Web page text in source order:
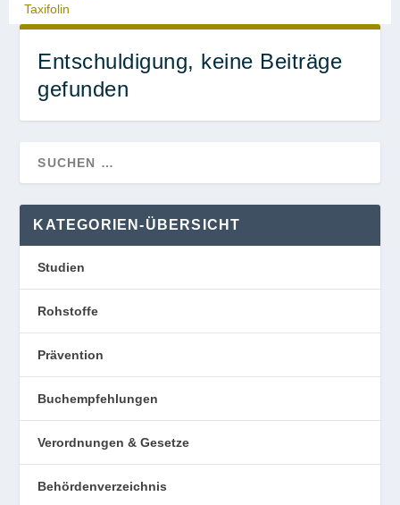
Taxifolin
Entschuldigung, keine Beiträge
gefunden
KATEGORIEN-ÜBERSICHT
Studien
Rohstoffe
Prävention
Buchempfehlungen
Verordnungen & Gesetze
Behördenverzeichnis